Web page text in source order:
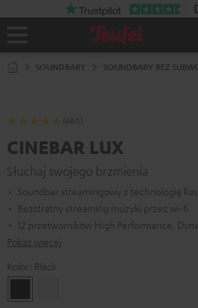
Strona
SOUNDBARY SOUNDBARY BEZ
(480)
CINEBAR LUX
Słuchaj swojego brzmienia
Soundbar streamingowy z technologią
Bezstratny streaming muzyki przez wi-fi
12 przetworników High Performance,
Pokaż więcej
Kolor: Black